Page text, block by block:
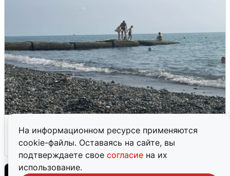
На информационном ресурсе применяются
cookie-файлы. Оставаясь на сайте, вы
подтверждаете свое согласие на их
использование.
6 августа 0